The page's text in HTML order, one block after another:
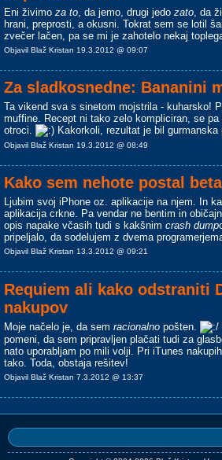
Eni živimo za to , da jemo, drugi jedo zato , da
hrani, preprosti, a okusni. Tokrat sem se lotil
zvečer lačen, pa se mi je zahotelo nekaj
Objavil Blaž Kristan 19.3.2012 @ 09:07
Za sladkosnedne: Bananini
Ta vikend sva s sinetom mojstrila - kuharsko!
muffine. Recept ni tako zelo kompliciran, se
otroci.
Kakorkoli, rezultat je bil gurmanska
Objavil Blaž Kristan 19.3.2012 @ 08:49
Kako sem nehote postal
Ljubim svoj iPhone oz. aplikacije na njem. In
aplikacija crkne. Pa vendar ne bentim in
opis napake včasih tudi s kakšnim crash dump
pripeljalo, da sodelujem z dvema
Objavil Blaž Kristan 13.3.2012 @ 09:21
Requiem ali kako odstraniti
nakupov
Moje načelo je, da sem racionalno pošten.
pomeni, da sem pripravljen plačati tudi za
nato uporabljam po mili volji. Pri iTunes
tako. Toda, obstaja rešitev!
Objavil Blaž Kristan 7.3.2012 @ 13:37